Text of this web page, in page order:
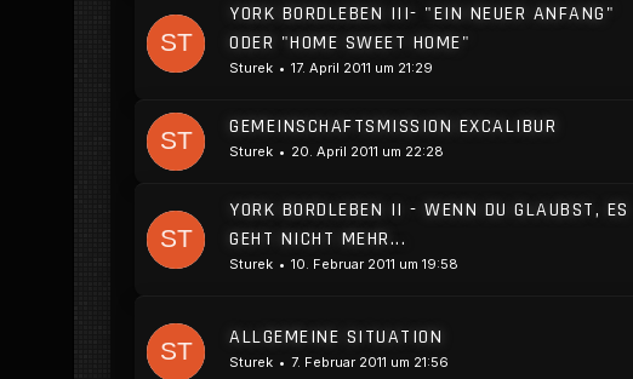
YORK BORDLEBEN III- "EIN NEUER ANFANG"
ODER "HOME SWEET HOME"
Sturek 17. April 2011 um 21:29
GEMEINSCHAFTSMISSION EXCALIBUR
Sturek 20. April 2011 um 22:28
YORK BORDLEBEN II - WENN DU GLAUBST, ES
GEHT NICHT MEHR...
Sturek 10. Februar 2011 um 19:58
ALLGEMEINE SITUATION
Sturek 7. Februar 2011 um 21:56